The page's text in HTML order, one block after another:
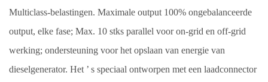
Multiclass-belastingen. Maximale output 100% ongebalanceerde
output, elke fase; Max. 10 stks parallel voor on-grid en off-grid
werking; ondersteuning voor het opslaan van energie van
dieselgenerator. Het ’ s speciaal ontworpen met een laadconnector